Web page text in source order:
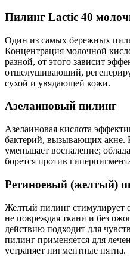
Пилинг Lactic 40
Один из самых бережных
Концентрация молочной
разной, от этого зависит
отшелушивающий,
сухой и увядающей кожи.
Азелаиновый пилинг
Азелаиновая кислота
бактерий, вызывающих акне.
уменьшает воспаление;
борется против
Ретиноевый (желтый)
Желтый пилинг стимулирует
не повреждая ткани и без
действию подходит для
пилинг применяется для
устраняет пигментные пятна.